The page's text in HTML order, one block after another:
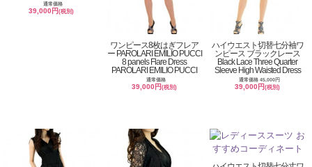
通常価格
39,000円(税別)
ワンピース8枚はぎフレア
ー PAROLARI EMILIO PUCCI
8 panels Flare Dress
PAROLARI EMILIO PUCCI
通常価格
39,000円(税別)
ハイウエスト切替七分袖ワ
ンピース ブラックレース
Black Lace Three Quarter
Sleeve High Waisted Dress
通常価格 45,000円
39,000円(税別)